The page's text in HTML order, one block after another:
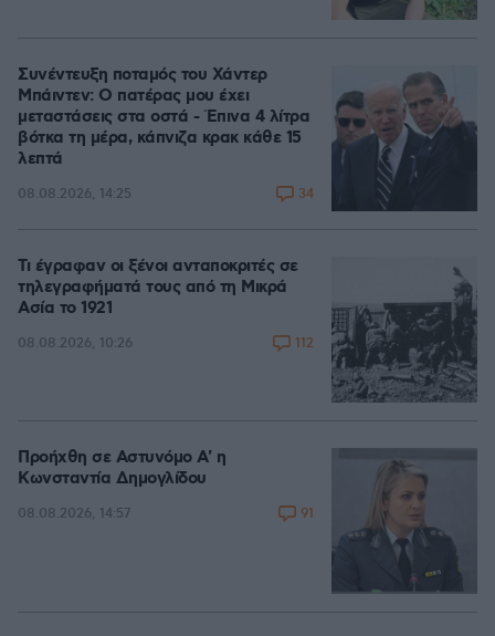
Συνέντευξη ποταμός του Χάντερ
Μπάιντεν: Ο πατέρας μου έχει
μεταστάσεις στα οστά - Έπινα 4 λίτρα
βότκα τη μέρα, κάπνιζα κρακ κάθε 15
λεπτά
08.08.2026, 14:25 34
Τι έγραφαν οι ξένοι ανταποκριτές σε
τηλεγραφήματά τους από τη Μικρά
Ασία το 1921
08.08.2026, 10:26 112
Προήχθη σε Αστυνόμο Α' η
Κωνσταντία Δημογλίδου
08.08.2026, 14:57 91